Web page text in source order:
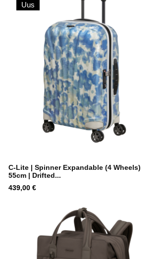
Uus
C-Lite | Spinner Expandable (4 Wheels)
55cm | Drifted...
Hind
439,00 €